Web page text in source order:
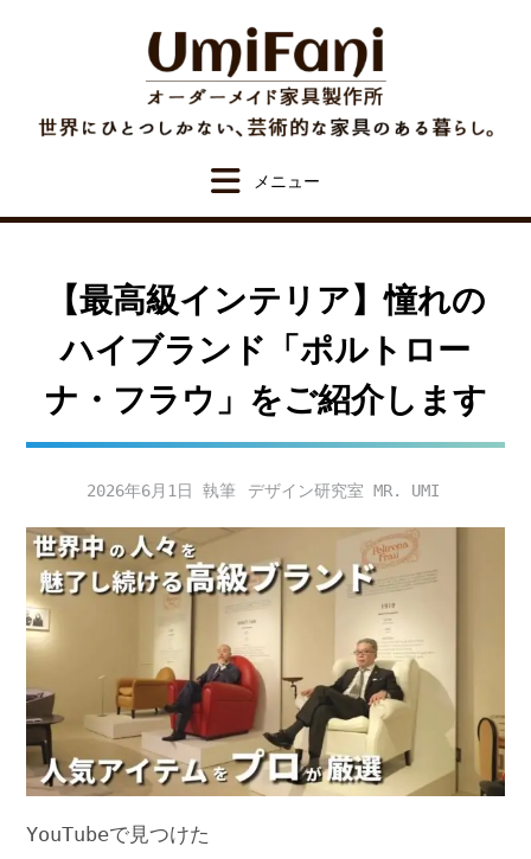
【最高級インテリア】憧れの
ハイブランド「ポルトロー
ナ・フラウ」をご紹介します
2026年6月1日 デザイン研究室 MR. UMI
YouTubeで見つけた